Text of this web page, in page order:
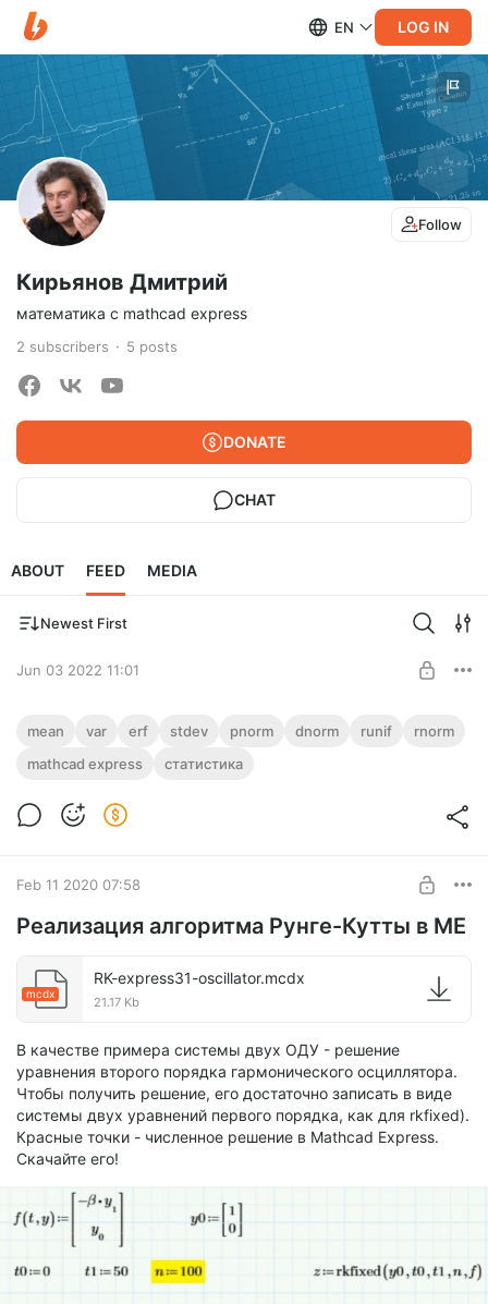
EN LOG IN
Follow
Кирьянов Дмитрий
математика с mathcad express
2 subscribers 5 posts
DONATE
CHAT
ABOUT FEED MEDIA
Newest First
Jun 03 2022 11:01
Нормальное распределение
Расчет среднего, дисперсии, с.к. отклонения, построение
интеграл вероятности, ЦПТ
Post is available after purchase
mean var erf stdev pnorm dnorm runif
rnorm
mathcad express
статистика
Feb 11 2020 07:58
Реализация алгоритма Рунге-Кутты в МЕ
mcdx
RK-express31-oscillator.mcdx
21.17 Kb
В качестве примера системы двух ОДУ - решение
уравнения второго порядка гармонического осциллятора.
Чтобы получить решение, его достаточно записать в виде
системы двух уравнений первого порядка, как для rkfixed).
Красные точки - численное решение в Mathcad Express.
Скачайте его!